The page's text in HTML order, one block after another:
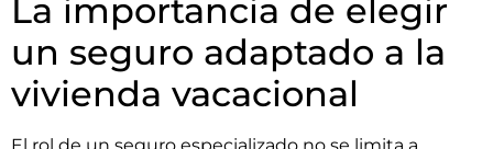
La importancia de elegir
un seguro adaptado a la
vivienda vacacional